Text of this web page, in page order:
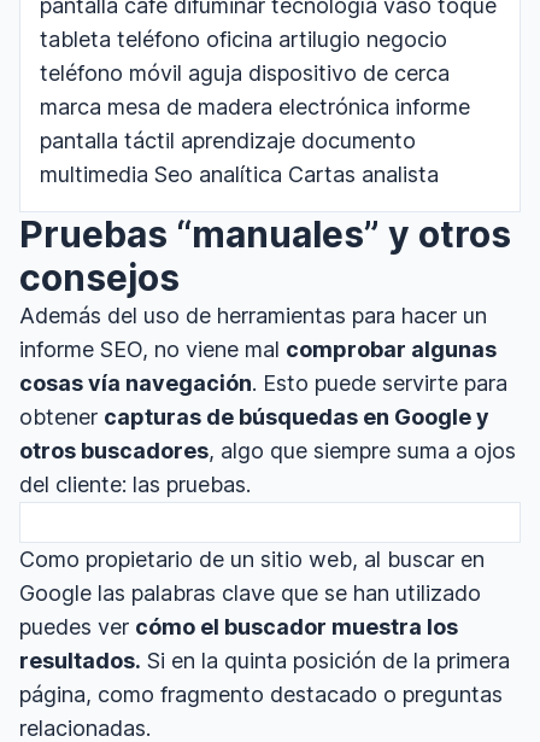
Pruebas “manuales” y otros
consejos
Además del uso de herramientas para hacer un
informe SEO, no viene mal comprobar algunas
cosas vía navegación. Esto puede servirte para
obtener capturas de búsquedas en Google y
otros buscadores, algo que siempre suma a ojos
del cliente: las pruebas.
Como propietario de un sitio web, al buscar en
Google las palabras clave que se han utilizado
puedes ver cómo el buscador muestra los
resultados. Si en la quinta posición de la primera
página, como fragmento destacado o preguntas
relacionadas.